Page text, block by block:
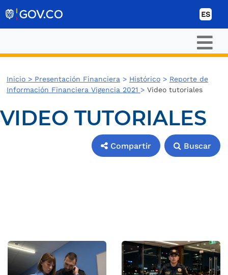
ES
Inicio > Presentación Financiera > Histórico> Reporte de
Información Financiera Vigencia 2021 >Video tutoriales
VIDEO TUTORIALES
Compartir Buscar